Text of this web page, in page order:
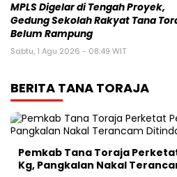
MPLS Digelar di Tengah Proyek,
Gedung Sekolah Rakyat Tana
Belum Rampung
Sabtu, 1 Agu 2026 - 08:49 WIT
BERITA TANA TORAJA
Pemkab Tana Toraja
Kg, Pangkalan Nakal